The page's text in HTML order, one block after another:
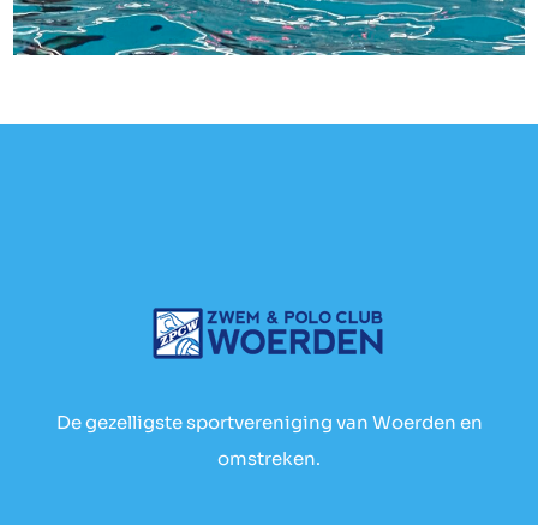
De gezelligste sportvereniging van Woerden en
omstreken.